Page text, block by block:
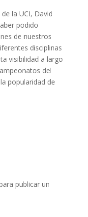
la UCI, David
podido
de nuestros
disciplinas
visibilidad a largo
del
popularidad de
publicar un